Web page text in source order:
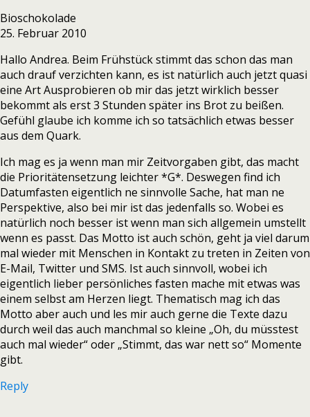
Bioschokolade
25. Februar 2010
Hallo Andrea. Beim Frühstück stimmt das schon das man
auch drauf verzichten kann, es ist natürlich auch jetzt quasi
eine Art Ausprobieren ob mir das jetzt wirklich besser
bekommt als erst 3 Stunden später ins Brot zu beißen.
Gefühl glaube ich komme ich so tatsächlich etwas besser
aus dem Quark.
Ich mag es ja wenn man mir Zeitvorgaben gibt, das macht
die Prioritätensetzung leichter *G*. Deswegen find ich
Datumfasten eigentlich ne sinnvolle Sache, hat man ne
Perspektive, also bei mir ist das jedenfalls so. Wobei es
natürlich noch besser ist wenn man sich allgemein umstellt
wenn es passt. Das Motto ist auch schön, geht ja viel darum
mal wieder mit Menschen in Kontakt zu treten in Zeiten von
E-Mail, Twitter und SMS. Ist auch sinnvoll, wobei ich
eigentlich lieber persönliches fasten mache mit etwas was
einem selbst am Herzen liegt. Thematisch mag ich das
Motto aber auch und les mir auch gerne die Texte dazu
durch weil das auch manchmal so kleine „Oh, du müsstest
auch mal wieder“ oder „Stimmt, das war nett so“ Momente
gibt.
Reply